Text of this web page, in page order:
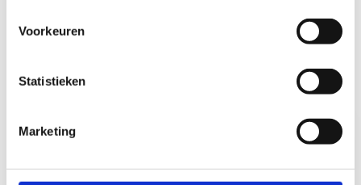
Voorkeuren
Statistieken
Marketing
digitaal bewijs van je kwalificatie, maar geen VTS-
assimilatietabel
een assimilatie
kan aanvragen